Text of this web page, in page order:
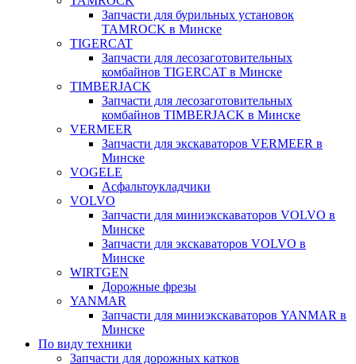
Запчасти для бурильных установок
TAMROCK в Минске
TIGERCAT
Запчасти для лесозаготовительных
комбайнов TIGERCAT в Минске
TIMBERJACK
Запчасти для лесозаготовительных
комбайнов TIMBERJACK в Минске
VERMEER
Запчасти для экскаваторов VERMEER в
Минске
VOGELE
Асфальтоукладчики
VOLVO
Запчасти для миниэкскаваторов VOLVO в
Минске
Запчасти для экскаваторов VOLVO в
Минске
WIRTGEN
Дорожные фрезы
YANMAR
Запчасти для миниэкскаваторов YANMAR в
Минске
По виду техники
Запчасти для дорожных катков